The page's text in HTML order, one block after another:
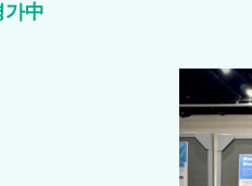
中